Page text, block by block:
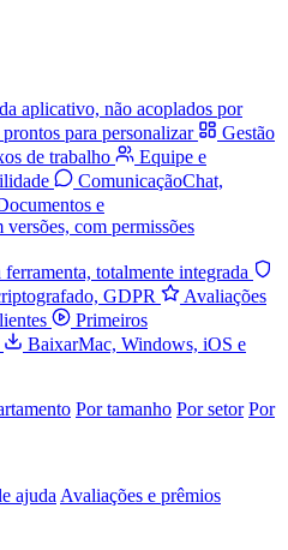
aplicativo, não acoplados por
para personalizar
Gestão
de trabalho
Equipe e
ComunicaçãoChat,
e
versões, com permissões
ferramenta, totalmente integrada
GDPR
Avaliações
Primeiros
BaixarMac, Windows, iOS e
Por tamanho Por setor Por
ajuda Avaliações e prêmios